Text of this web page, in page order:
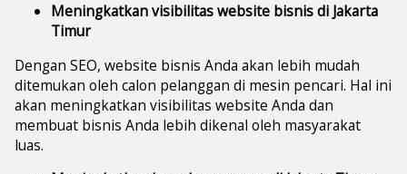
Meningkatkan visibilitas website bisnis di Jakarta
Timur
Dengan SEO, website bisnis Anda akan lebih mudah
ditemukan oleh calon pelanggan di mesin pencari. Hal ini
akan meningkatkan visibilitas website Anda dan
membuat bisnis Anda lebih dikenal oleh masyarakat
luas.